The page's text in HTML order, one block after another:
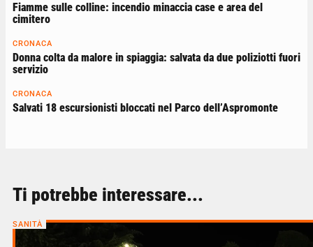
Fiamme sulle colline: incendio minaccia case e area del
cimitero
CRONACA
Donna colta da malore in spiaggia: salvata da due poliziotti fuori
servizio
CRONACA
Salvati 18 escursionisti bloccati nel Parco dell’Aspromonte
Ti potrebbe interessare...
SANITÀ